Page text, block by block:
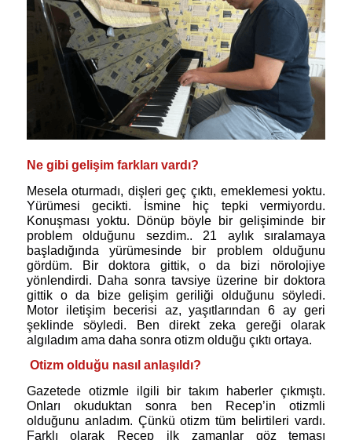
Ne gibi gelişim farkları vardı?
Mesela oturmadı, dişleri geç çıktı, emeklemesi yoktu.
Yürümesi gecikti. İsmine hiç tepki vermiyordu.
Konuşması yoktu. Dönüp böyle bir gelişiminde bir
problem olduğunu sezdim.. 21 aylık sıralamaya
başladığında yürümesinde bir problem olduğunu
gördüm. Bir doktora gittik, o da bizi nörolojiye
yönlendirdi. Daha sonra tavsiye üzerine bir doktora
gittik o da bize gelişim geriliği olduğunu söyledi.
Motor iletişim becerisi az, yaşıtlarından 6 ay geri
şeklinde söyledi. Ben direkt zeka gereği olarak
algıladım ama daha sonra otizm olduğu çıktı ortaya.
Otizm olduğu nasıl anlaşıldı?
Gazetede otizmle ilgili bir takım haberler çıkmıştı.
Onları okuduktan sonra ben Recep’in otizmli
olduğunu anladım. Çünkü otizm tüm belirtileri vardı.
Farklı olarak Recep ilk zamanlar göz teması